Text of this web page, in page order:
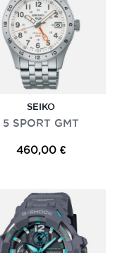
SEIKO
5 SPORT GMT
460,00 €